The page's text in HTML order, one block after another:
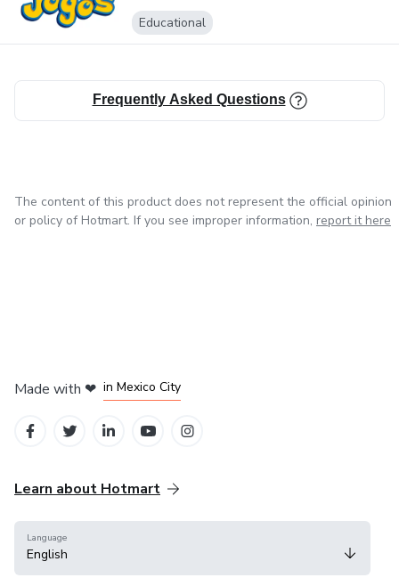
Educational
Frequently Asked Questions
The content of this product does not represent the official opinion
or policy of Hotmart. If you see improper information, report it here
Made with ❤ in Mexico City
Learn about Hotmart
Language
English